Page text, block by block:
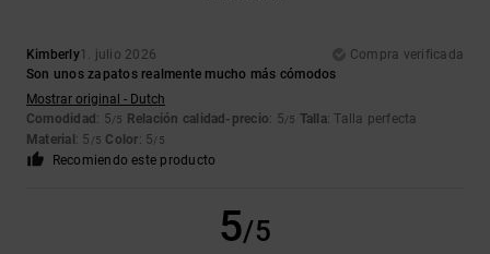
Kimberly1. julio 2026
Compra verificada
Son unos zapatos realmente mucho más cómodos
Mostrar original - Dutch
Comodidad : 5/5 Relación calidad-precio: 5/5 Talla: Talla perfecta
Material : 5 /5 Color: 5/5
Recomiendo este producto
5/5